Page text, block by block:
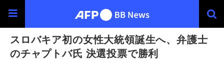
スロバキア初の女性大統領誕生へ、弁護士
のチャプトバ氏 決選投票で勝利